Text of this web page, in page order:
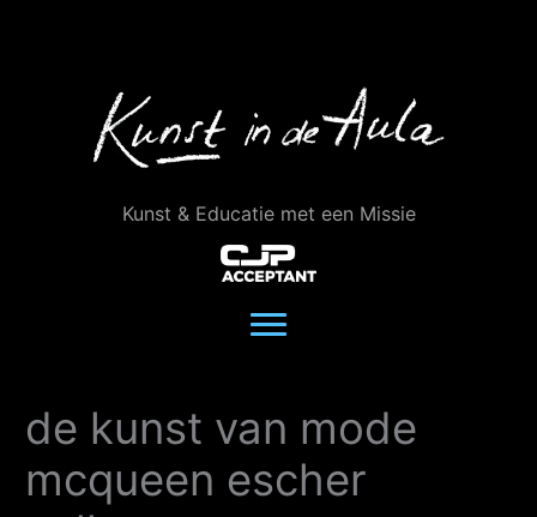
Kunst & Educatie met een Missie
de kunst van mode
mcqueen escher